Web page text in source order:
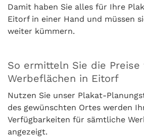
Damit haben Sie alles für Ihre
Eitorf in einer Hand und müssen
weiter kümmern.
So ermitteln Sie die Preise
Werbeflächen in Eitorf
Nutzen Sie unser Plakat-
des gewünschten Ortes werden
Verfügbarkeiten für sämtliche
angezeigt.